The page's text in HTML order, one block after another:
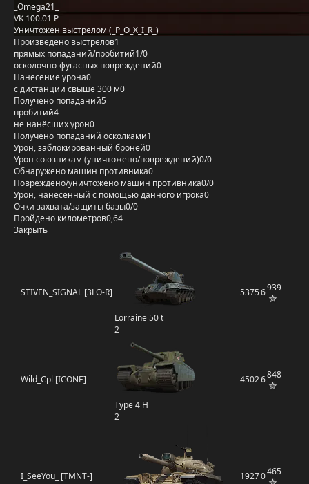
_Omega21_
VK 100.01 P
Уничтожен выстрелом (_P_O_X_I_R_)
Произведено выстрелов1
прямых попаданий/пробитий1/0
осколочно-фугасных повреждений0
Нанесение урона0
с дистанции свыше 300 м0
Получено попаданий5
пробитий4
не нанёсших урон0
Получено попаданий осколками1
Урон, заблокированный бронёй0
Урон союзникам (уничтожено/повреждений)0/0
Обнаружено машин противника0
Повреждено/уничтожено машин противника0/0
Урон, нанесённый с помощью данного игрока0
Очки захвата/защиты базы0/0
Пройдено километров0,64
Закрыть
STIVEN_SIGNAL [3LO-R]
Lorraine 50 t
2
53756939
Wild_Cpl [ICONE]
Type 4 H
2
45026848
I_SeeYou_ [TMNT-] 19270465